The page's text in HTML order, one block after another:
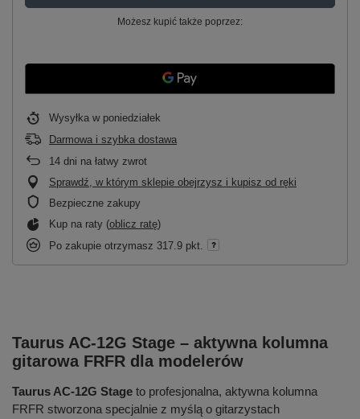
Możesz kupić także poprzez:
Wysyłka w poniedziałek
Darmowa i szybka dostawa
14 dni na łatwy zwrot
Sprawdź, w którym sklepie obejrzysz i kupisz od ręki
Bezpieczne zakupy
Kup na raty (oblicz ratę)
Po zakupie otrzymasz 317.9 pkt.
Taurus AC-12G Stage – aktywna kolumna
gitarowa FRFR dla modelerów
Taurus AC-12G Stage to profesjonalna, aktywna kolumna
FRFR stworzona specjalnie z myślą o gitarzystach